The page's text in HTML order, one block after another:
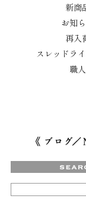
新商
お知
再入
スレッドラ
職人